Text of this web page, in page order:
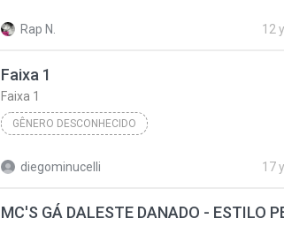
Rap N. 12
Faixa 1
Faixa 1
GÊNERO DESCONHECIDO
diegominucelli 17